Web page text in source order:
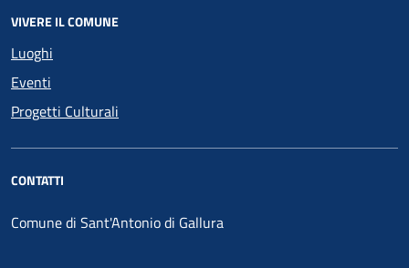
VIVERE IL COMUNE
Luoghi
Eventi
Progetti Culturali
CONTATTI
Comune di Sant'Antonio di Gallura